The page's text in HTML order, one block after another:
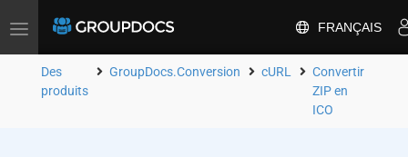
Toggle
FRANÇAIS
Des
produits
GroupDocs.Conversion cURL
Convertir
ZIP en
ICO